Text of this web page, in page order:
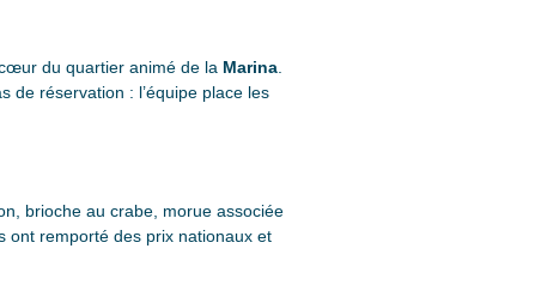
du quartier animé de la Marina.
de réservation : l’équipe place les
brioche au crabe, morue associée
ont remporté des prix nationaux et